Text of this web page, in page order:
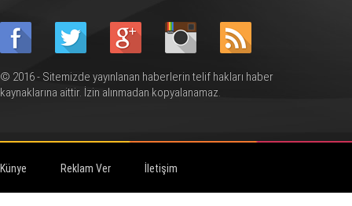
© 2016 - Sitemizde yayınlanan haberlerin telif hakları haber
kaynaklarına aittir. İzin alınmadan kopyalanamaz.
Künye Reklam Ver İletişim